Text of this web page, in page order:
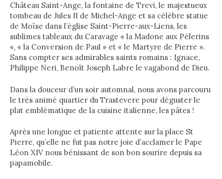
Château Saint-Ange, la fontaine de Trevi, le majestueux
tombeau de Jules II de Michel-Ange et sa célèbre statue
de Moïse dans l’église Saint-Pierre-aux-Liens, les
sublimes tableaux du Caravage « la Madone aux Pèlerins
«, « la Conversion de Paul » et « le Martyre de Pierre ».
Sans compter ses admirables saints romains : Ignace,
Philippe Neri, Benoît Joseph Labre le vagabond de Dieu.
Dans la douceur d’un soir automnal, nous avons parcouru
le très animé quartier du Trastevere pour déguster le
plat emblématique de la cuisine italienne, les pâtes !
Après une longue et patiente attente sur la place St
Pierre, qu’elle ne fut pas notre joie d’acclamer le Pape
Léon XIV nous bénissant de son bon sourire depuis sa
papamobile.